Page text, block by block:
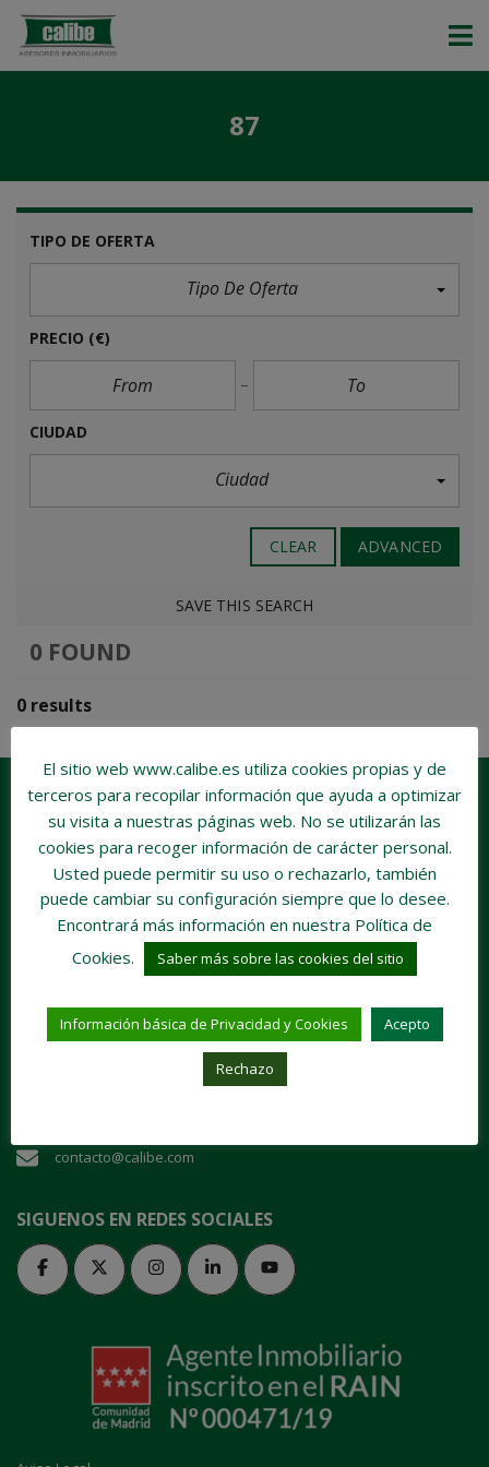
87
TIPO DE OFERTA
Tipo De Oferta
PRECIO (€)
CIUDAD
Ciudad
CLEAR ADVANCED
SAVE THIS SEARCH
0 FOUND
0 results
Plaza de San Juan de la Cruz, 1 28003 Madrid
contacto@calibe.com
SIGUENOS EN REDES SOCIALES
El sitio web www.calibe.es utiliza cookies propias y de
terceros para recopilar información que ayuda a optimizar
su visita a nuestras páginas web. No se utilizarán las
cookies para recoger información de carácter personal.
Usted puede permitir su uso o rechazarlo, también
puede cambiar su configuración siempre que lo desee.
Encontrará más información en nuestra Política de
Cookies.
Saber más sobre las cookies del sitio
Información básica de Privacidad y Cookies Acepto
Rechazo